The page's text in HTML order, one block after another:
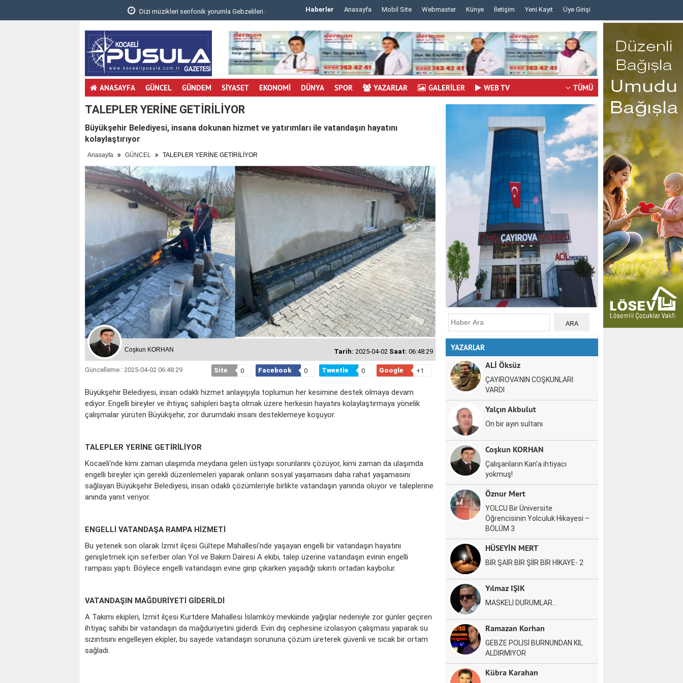
Dizi müzikleri senfonik yorumla Gebzelileri m.. Haberler Anasayfa Mobil Site Webmaster Künye İletişim Yeni Kayıt Üye Girişi
ANASAYFA GÜNCEL GÜNDEM SİYASET EKONOMİ DÜNYA SPOR YAZARLAR GALERİLER WEB TV TÜMÜ
TALEPLER YERİNE GETİRİLİYOR
Büyükşehir Belediyesi, insana dokunan hizmet ve yatırımları ile vatandaşın hayatını
kolaylaştırıyor
Anasayfa GÜNCEL TALEPLER YERİNE GETİRİLİYOR
Coşkun KORHAN Tarih: 2025-04-02 Saat: 06:48:29
Güncelleme : 2025-04-02 06:48:29 Site 0 Facebook 0 Tweetle 0 Google +1
Büyükşehir Belediyesi, insan odaklı hizmet anlayışıyla toplumun her kesimine destek olmaya devam
ediyor. Engelli bireyler ve ihtiyaç sahipleri başta olmak üzere herkesin hayatını kolaylaştırmaya yönelik
çalışmalar yürüten Büyükşehir, zor durumdaki insanı desteklemeye koşuyor.
TALEPLER YERİNE GETİRİLİYOR
Kocaeli'nde kimi zaman ulaşımda meydana gelen üstyapı sorunlarını çözüyor, kimi zaman da ulaşımda
engelli bireyler için gerekli düzenlemeleri yaparak onların sosyal yaşamasını daha rahat yaşamasını
sağlayan Büyükşehir Belediyesi, insan odaklı çözümleriyle birlikte vatandaşın yanında oluyor ve taleplerine
anında yanıt veriyor.
ENGELLİ VATANDAŞA RAMPA HİZMETİ
Bu yetenek son olarak İzmit ilçesi Gültepe Mahallesi'nde yaşayan engelli bir vatandaşın hayatını
genişletmek için seferber olan Yol ve Bakım Dairesi A ekibi, talep üzerine vatandaşın evinin engelli
rampası yaptı. Böylece engelli vatandaşın evine girip çıkarken yaşadığı sıkıntı ortadan kaybolur.
VATANDAŞIN MAĞDURİYETİ GİDERİLDİ
A Takımı ekipleri, İzmit ilçesi Kurtdere Mahallesi İslamköy mevkiinde yağışlar nedeniyle zor günler geçiren
ihtiyaç sahibi bir vatandaşın da mağduriyetini giderdi. Evin dış cephesine izolasyon çalışması yaparak su
sızıntısını engelleyen ekipler, bu sayede vatandaşın sorununa çözüm üreterek güvenli ve sıcak bir ortam
sağladı.
YAZARLAR
ALİ Öksüz
ÇAYIROVA’NIN COŞKUNLARI
VARDI
Yalçın Akbulut
On bir ayın sultanı
Coşkun KORHAN
Çalışanların Kan'a ihtiyacı
yokmuş!
Öznur Mert
YOLCU Bir Üniversite
Öğrencisinin Yolculuk Hikayesi –
BÖLÜM 3
HÜSEYİN MERT
BİR ŞAİR BİR ŞİİR BİR HİKAYE- 2
Yılmaz IŞIK
MASKELİ DURUMLAR…
Ramazan Korhan
GEBZE POLİSİ BURNUNDAN KIL
ALDIRMIYOR
Kübra Karahan